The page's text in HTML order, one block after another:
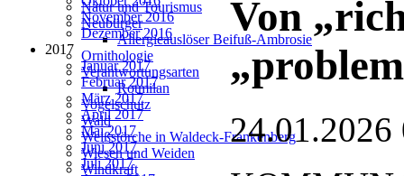
Natur und Tourismus
Neubürger
Allergieauslöser Beifuß-Ambrosie
Ornithologie
Verantwortungsarten
Rotmilan
Vogelschutz
Wald
Weißstörche in Waldeck-Frankenberg
Wiesen und Weiden
Windkraft
November 2016
Dezember 2016
2017
Januar 2017
Februar 2017
März 2017
April 2017
Mai 2017
Juni 2017
Juli 2017
Von
24.01.2026